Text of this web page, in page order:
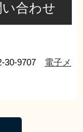
合わせ
30-9707 電子メ